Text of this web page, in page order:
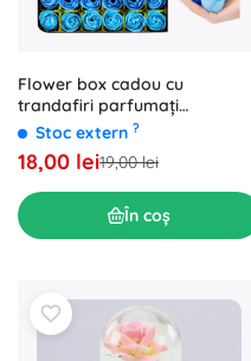
Flower box cadou cu
trandafiri parfumați
decorativi, nuanțe de albastru,
Stoc extern ?
18,00 lei19,00 lei
În coș